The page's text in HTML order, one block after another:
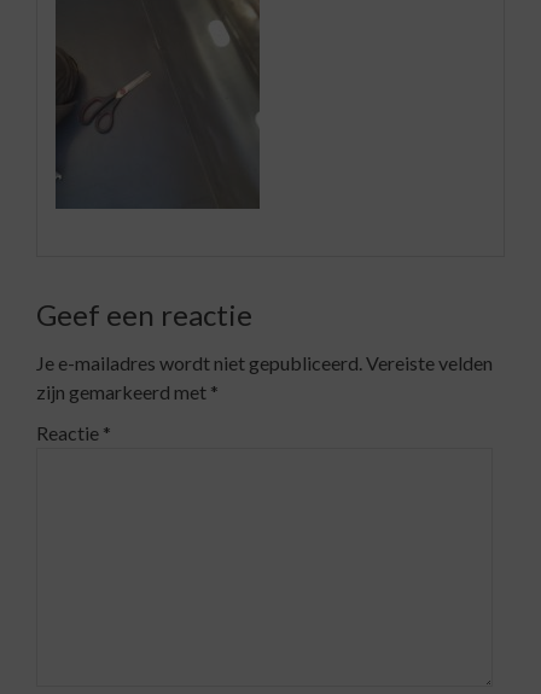
Geef een reactie
Je e-mailadres wordt niet gepubliceerd.Vereiste velden
zijn gemarkeerd met *
Reactie *